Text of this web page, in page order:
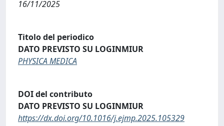
16/11/2025
Titolo del periodico
DATO PREVISTO SU LOGINMIUR
PHYSICA MEDICA
DOI del contributo
DATO PREVISTO SU LOGINMIUR
https://dx.doi.org/10.1016/j.ejmp.2025.105329